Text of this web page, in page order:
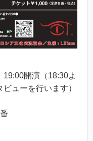
開演（18:30よ
ューを行います）